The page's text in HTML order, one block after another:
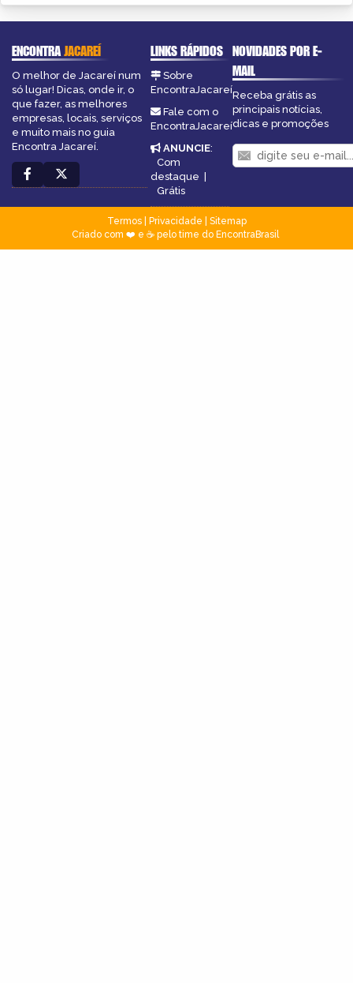
ENCONTRAJACAREÍ
O melhor de Jacareí num
só lugar! Dicas, onde ir, o
que fazer, as melhores
empresas, locais, serviços
e muito mais no guia
Encontra Jacareí.
LINKS RÁPIDOS
Sobre
EncontraJacareí
Fale com o
EncontraJacareí
ANUNCIE:
Com
destaque |
Grátis
NOVIDADES POR E-
MAIL
Receba grátis as
principais notícias,
dicas e promoções
Termos| Privacidade
Sitemap
Criado com ❤️ e ☕ pelo time do EncontraBrasil